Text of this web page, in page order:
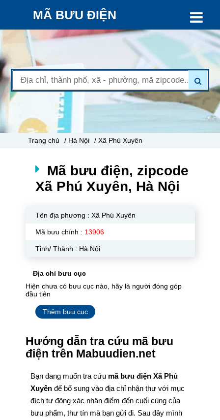
MÃ BƯU ĐIỆN
Trang chủ / Hà Nội / Xã Phú Xuyên
Mã bưu điện, zipcode
Xã Phú Xuyên, Hà Nội
Tên địa phương : Xã Phú Xuyên
Mã bưu chính : 13906
Tỉnh/ Thành : Hà Nội
Địa chỉ bưu cục
Hiện chưa có bưu cục nào, hãy là người đóng góp
đầu tiên
Thêm bưu cục
Hướng dẫn tra cứu mã bưu
điện trên Mabuudien.net
Bạn đang muốn tra cứu mã bưu điện Xã Phú
Xuyên để bổ sung vào địa chỉ nhận thư với mục
đích tự động xác nhận điểm đến cuối cùng của
bưu phẩm, thư tín mà bạn gửi đi. Sau đây mình